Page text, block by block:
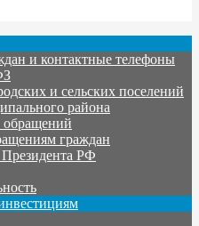
и контактные телефоны
и сельских поселений
района
обращений
граждан
РФ